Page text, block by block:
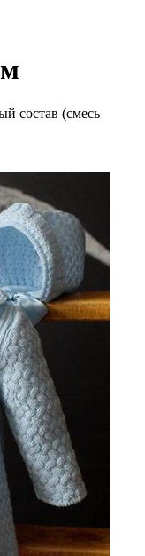
состав (смесь